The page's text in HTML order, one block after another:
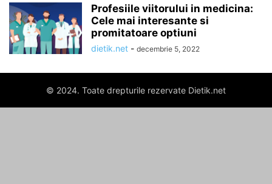
Profesiile viitorului in medicina:
Cele mai interesante si
promitatoare optiuni
dietik.net - decembrie 5, 2022
© 2024. Toate drepturile rezervate Dietik.net